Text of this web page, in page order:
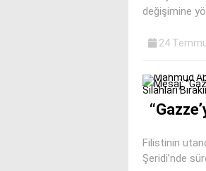
değişimine
24
Filistinin
Şeridi’nde